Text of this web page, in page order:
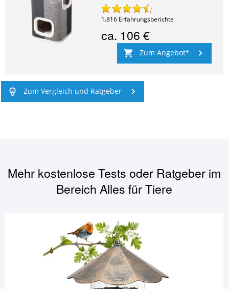
1.816 Erfahrungsberichte
ca. 106 €
Zum Angebot
Zum Vergleich und Ratgeber
Mehr kostenlose Tests oder Ratgeber im
BereichAlles für Tiere